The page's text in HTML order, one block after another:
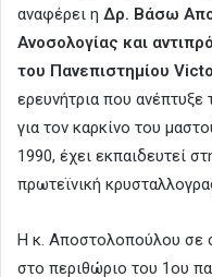
αναφέρει η Δρ. Βάσω
Ανοσολογίας και
του Πανεπιστημίου
ερευνήτρια που
για τον καρκίνο του
1990, έχει εκπαιδευτεί
πρωτεϊνική
Η κ. Αποστολοπούλου σε
στο περιθώριο του 1ου